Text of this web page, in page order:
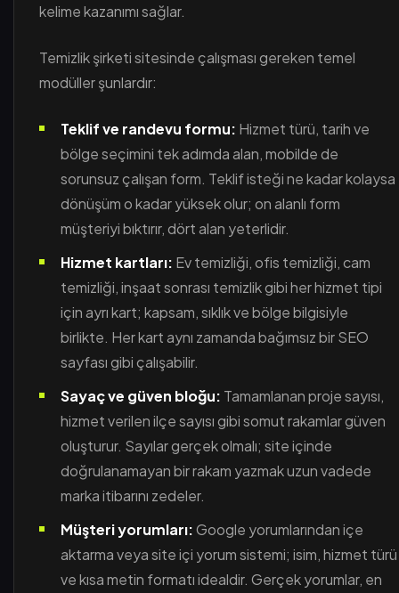
kelime kazanımı sağlar.
Temizlik şirketi sitesinde çalışması gereken temel
modüller şunlardır:
Teklif ve randevu formu: Hizmet türü, tarih ve
bölge seçimini tek adımda alan, mobilde de
sorunsuz çalışan form. Teklif isteği ne kadar kolaysa
dönüşüm o kadar yüksek olur; on alanlı form
müşteriyi bıktırır, dört alan yeterlidir.
Hizmet kartları: Ev temizliği, ofis temizliği, cam
temizliği, inşaat sonrası temizlik gibi her hizmet tipi
için ayrı kart; kapsam, sıklık ve bölge bilgisiyle
birlikte. Her kart aynı zamanda bağımsız bir SEO
sayfası gibi çalışabilir.
Sayaç ve güven bloğu: Tamamlanan proje sayısı,
hizmet verilen ilçe sayısı gibi somut rakamlar güven
oluşturur. Sayılar gerçek olmalı; site içinde
doğrulanamayan bir rakam yazmak uzun vadede
marka itibarını zedeler.
Müşteri yorumları:Google yorumlarından içe
aktarma veya site içi yorum sistemi; isim, hizmet türü
ve kısa metin formatı idealdir. Gerçek yorumlar, en